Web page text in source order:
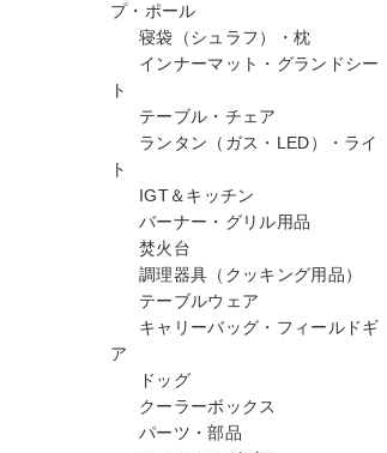
プ・ポール
寝袋（シュラフ）・枕
インナーマット・グランドシー
ト
テーブル・チェア
ランタン（ガス・LED）・ライ
ト
IGT＆キッチン
バーナー・グリル用品
焚火台
調理器具（クッキング用品）
テーブルウェア
キャリーバッグ・フィールドギ
ア
ドッグ
クーラーボックス
パーツ・部品